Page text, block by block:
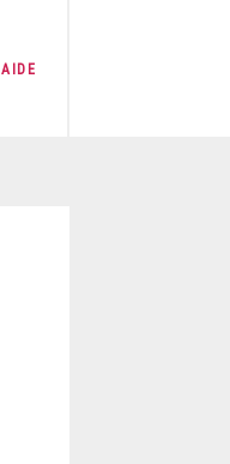
AIDE